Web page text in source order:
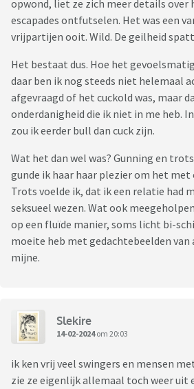
opwond, liet ze zich meer details over
escapades ontfutselen. Het was een
vrijpartijen ooit. Wild. De geilheid
Het bestaat dus. Hoe het
daar ben ik nog steeds niet helemaal
afgevraagd of het cuckold was, maar
onderdanigheid die ik niet in me heb.
zou ik eerder bull dan cuck zijn.
Wat het dan wel was? Gunning en
gunde ik haar haar plezier om het met
Trots voelde ik, dat ik een relatie had
seksueel wezen. Wat ook
op een fluïde manier, soms licht bi-
moeite heb met gedachtebeelden van
mijne.
Slekire
14-02-2024om 20:03
ik ken vrij veel swingers en mensen
zie ze eigenlijk allemaal toch weer uit